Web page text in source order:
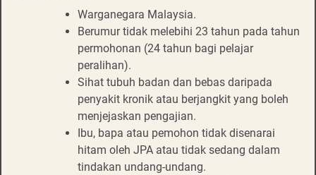
Warganegara Malaysia.
Berumur tidak melebihi 23 tahun pada tahun
permohonan (24 tahun bagi pelajar
peralihan).
Sihat tubuh badan dan bebas daripada
penyakit kronik atau berjangkit yang boleh
menjejaskan pengajian.
Ibu, bapa atau pemohon tidak disenarai
hitam oleh JPA atau tidak sedang dalam
tindakan undang-undang.